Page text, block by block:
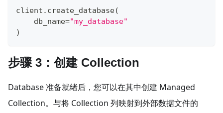
client . create_database(
    db_name
="my_database"
)
步骤 3：创建 Collection
Database 准备就绪后，您可以在其中创建 Managed
Collection。与将 Collection 列映射到外部数据文件的